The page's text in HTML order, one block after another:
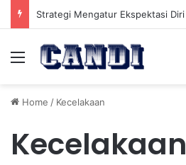
Menu
Home / Kecelakaan
Kecelakaan